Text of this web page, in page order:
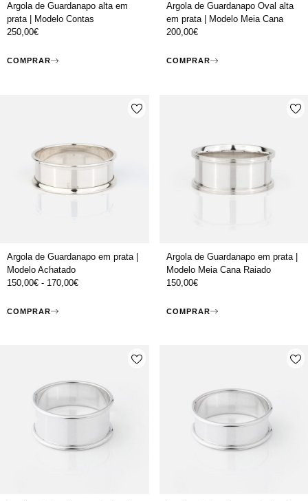
Argola de Guardanapo alta em
prata | Modelo Contas
250,00€
COMPRAR
Argola de Guardanapo Oval alta
em prata | Modelo Meia Cana
200,00€
COMPRAR
Argola de Guardanapo em prata |
Modelo Achatado
150,00€ - 170,00€
COMPRAR
Argola de Guardanapo em prata |
Modelo Meia Cana Raiado
150,00€
COMPRAR